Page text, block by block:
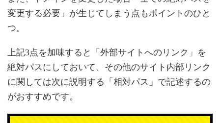
変更する必要」が生じてしまう点もポイントのひと
つ。
上記3点を加味すると「外部サイトへのリンク」を
絶対パスにしておいて、その他のサイト内部リンク
に関しては次に説明する「相対パス」で記述するの
がおすすめです。